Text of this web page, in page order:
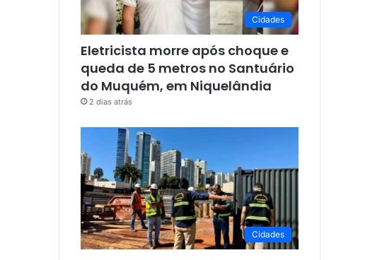
Cidades
Eletricista morre após choque e
queda de 5 metros no Santuário
do Muquém, em Niquelândia
2 dias atrás
Cidades